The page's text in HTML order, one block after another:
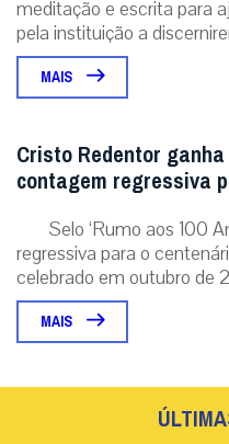
meditação e escrita para
pela instituição a
MAIS
Cristo Redentor
contagem regressiva
Selo ‘Rumo aos 100
regressiva para o
celebrado em outubro de
MAIS